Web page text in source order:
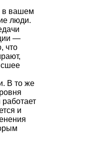
в вашем
люди.
—
что
В то же
и